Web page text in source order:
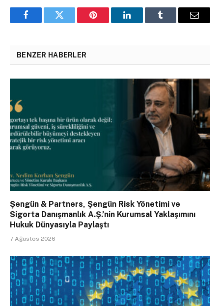
FacebookTwitter Pinterest LinkedInTumblr Email
BENZER HABERLER
Şengün & Partners, Şengün Risk Yönetimi ve
Sigorta Danışmanlık A.Ş.’nin Kurumsal Yaklaşımını
Hukuk Dünyasıyla Paylaştı
7 Ağustos 2026